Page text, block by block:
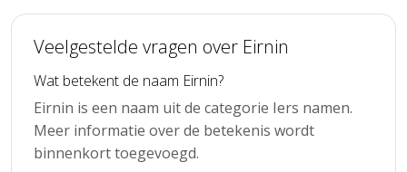
Veelgestelde vragen over Eirnin
Wat betekent de naam Eirnin?
Eirnin is een naam uit de categorie Iers namen.
Meer informatie over de betekenis wordt
binnenkort toegevoegd.